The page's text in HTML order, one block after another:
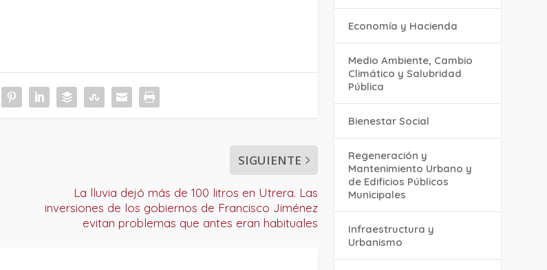
SIGUIENTE
La lluvia dejó más de 100 litros en Utrera. Las
inversiones de los gobiernos de Francisco Jiménez
evitan problemas que antes eran habituales
Economía y Hacienda
Medio Ambiente, Cambio
Climático y Salubridad
Pública
Bienestar Social
Regeneración y
Mantenimiento Urbano y
de Edificios Públicos
Municipales
Infraestructura y
Urbanismo